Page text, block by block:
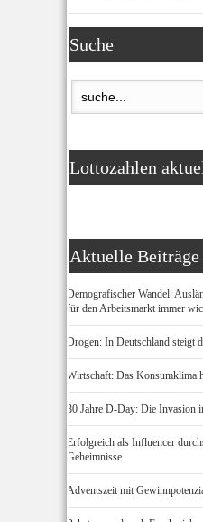
Suche
Lottozahlen
Aktuelle Beiträge
Demografischer Wandel:
für den Arbeitsmarkt immer
Drogen: In Deutschland steigt
Wirtschaft: Das Konsumklima
80 Jahre D-Day: Die Invasion
Erfolgreich als Influencer
Geheimnisse
Adventszeit mit